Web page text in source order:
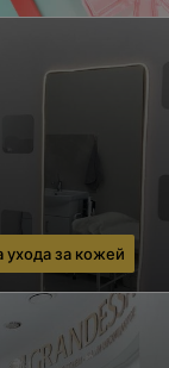
за кожей